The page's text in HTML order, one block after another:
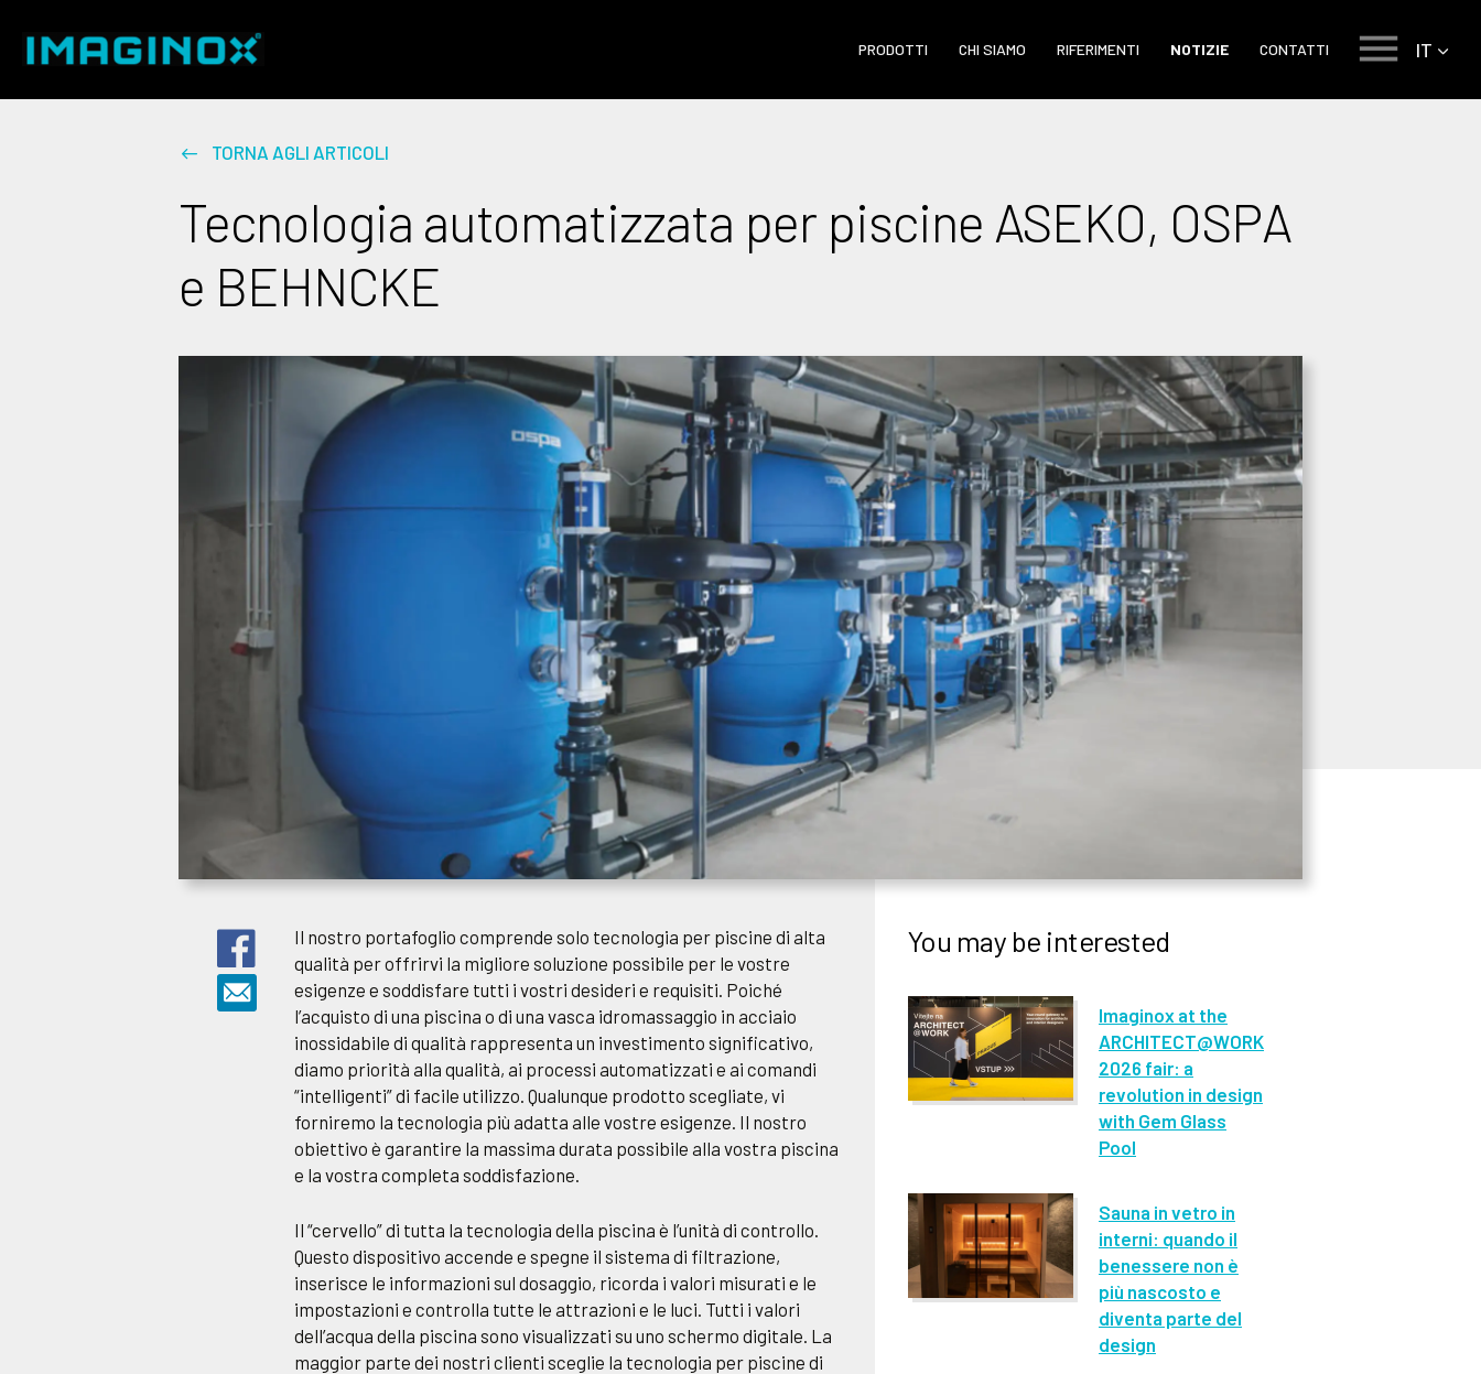
PRODOTTI CHI SIAMO RIFERIMENTI NOTIZIE CONTATTI IT
TORNA AGLI ARTICOLI
Tecnologia automatizzata per piscine ASEKO, OSPA
e BEHNCKE
Il nostro portafoglio comprende solo tecnologia per piscine di alta
qualità per offrirvi la migliore soluzione possibile per le vostre
esigenze e soddisfare tutti i vostri desideri e requisiti. Poiché
l’acquisto di una piscina o di una vasca idromassaggio in acciaio
inossidabile di qualità rappresenta un investimento significativo,
diamo priorità alla qualità, ai processi automatizzati e ai comandi
“intelligenti” di facile utilizzo. Qualunque prodotto scegliate, vi
forniremo la tecnologia più adatta alle vostre esigenze. Il nostro
obiettivo è garantire la massima durata possibile alla vostra piscina
e la vostra completa soddisfazione.
Il “cervello” di tutta la tecnologia della piscina è l’unità di controllo.
Questo dispositivo accende e spegne il sistema di filtrazione,
inserisce le informazioni sul dosaggio, ricorda i valori misurati e le
impostazioni e controlla tutte le attrazioni e le luci. Tutti i valori
dell’acqua della piscina sono visualizzati su uno schermo digitale. La
maggior parte dei nostri clienti sceglie la tecnologia per piscine di
You may be interested
Imaginox at the
ARCHITECT@WORK
2026 fair: a
revolution in design
with Gem Glass
Pool
Sauna in vetro in
interni: quando il
benessere non è
più nascosto e
diventa parte del
design